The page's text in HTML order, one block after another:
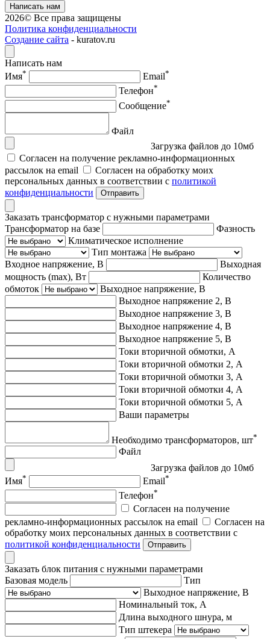
Написать нам
2026© Все права защищены
Политика конфиденциальности
Создание сайта - kuratov.ru
Написать нам
Имя* Email*
Телефон*
Сообщение*
Файл
Загрузка файлов до 10мб
Согласен на получение рекламно-информационных
рассылок на email
Согласен на обработку моих
персональных данных в соответствии с политикой
конфиденциальности
Отправить
Заказать трансформатор с нужными параметрами
Трансформатор на базе
Фазность
Климатическое исполнение
Тип монтажа
Входное напряжение, В
Выходная
мощность (max), Вт
Количество
обмоток
Выходное напряжение, В
Выходное напряжение 2, В
Выходное напряжение 3, В
Выходное напряжение 4, В
Выходное напряжение 5, В
Токи вторичной обмотки, А
Токи вторичной обмотки 2, А
Токи вторичной обмотки 3, А
Токи вторичной обмотки 4, А
Токи вторичной обмотки 5, А
Ваши параметры
Необходимо трансформаторов, шт*
Файл
Загрузка файлов до 10мб
Имя* Email*
Телефон*
Согласен на получение
рекламно-информационных рассылок на email
Согласен на
обработку моих персональных данных в соответствии с
политикой конфиденциальности
Отправить
Заказать блок питания с нужными параметрами
Базовая модель
Тип
Выходное напряжение, В
Номинальный ток, А
Длина выходного шнура, м
Тип штекера